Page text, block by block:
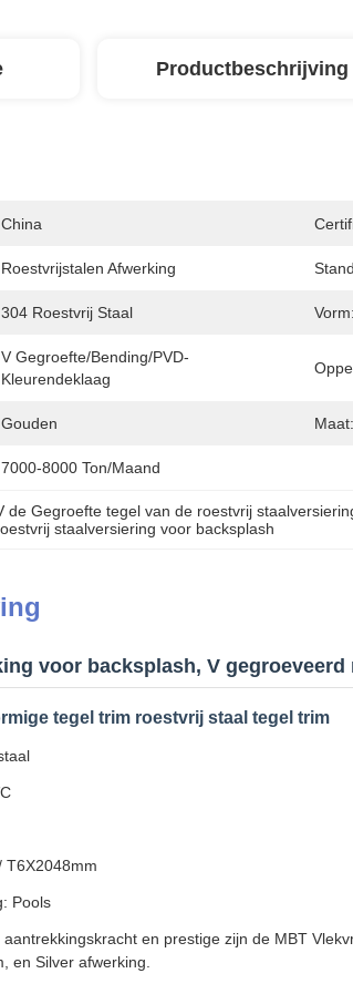
Productbeschrijving
China
Roestvrijstalen Afwerking
304 Roestvrij Staal Vorm:
V Gegroefte/Bending/PVD-
Kleurendeklaag
Gouden Maat:
7000-8000 Ton/maand
de Gegroefte tegel van de roestvrij
staalversiering voor backsplash
voor backsplash, V
tegel trim roestvrij staal tegel trim
T6X2048mm
Pools
en prestige zijn de MBT
en Silver afwerking.